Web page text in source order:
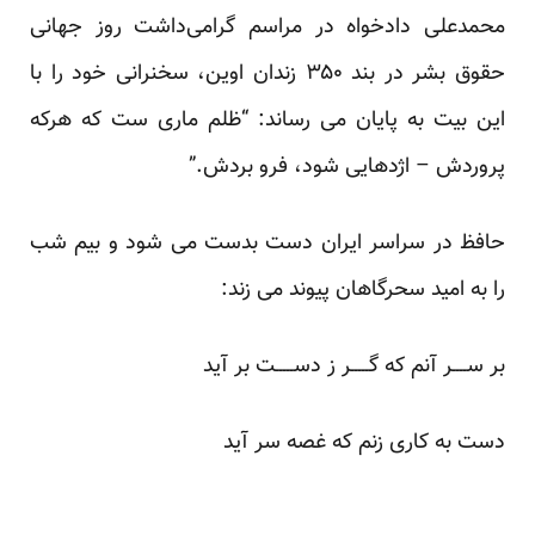
محمدعلی دادخواه در مراسم گرامی‌داشت روز جهانی
حقوق بشر در بند ۳۵۰ زندان اوین، سخنرانی خود را با
این بیت به پایان می رساند: “ظلم ماری ست که هرکه
پروردش – اژدهایی شود، فرو بردش.”
حافظ در سراسر ایران دست بدست می شود و بیم شب
را به امید سحرگاهان پیوند می زند:
بر ســــر آنم که گـــــر ز دســـــت بر آید
دست به کاری زنم که غصه سر آید